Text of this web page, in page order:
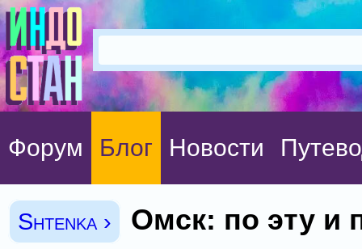
Форум Блог Новости
Shtenka ›
Омск: по эту и